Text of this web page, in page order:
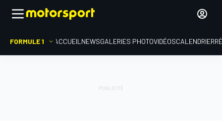
FORMULE 1 ACCUEIL NEWSGALERIES PHOTOVIDÉOSCALENDRIER